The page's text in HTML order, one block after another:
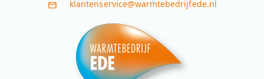
klantenservice@warmtebedrijfede.nl